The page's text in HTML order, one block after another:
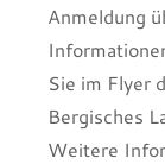
Anmeldung
Sie im Flyer
Bergisches
Weitere